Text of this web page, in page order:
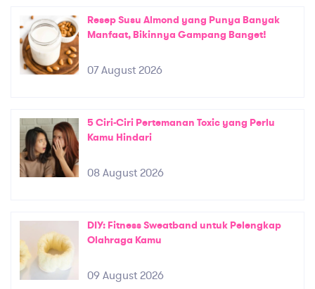
Resep Susu Almond yang Punya Banyak
Manfaat, Bikinnya Gampang Banget!
07 August 2026
5 Ciri-Ciri Pertemanan Toxic yang Perlu
Kamu Hindari
08 August 2026
DIY: Fitness Sweatband untuk Pelengkap
Olahraga Kamu
09 August 2026